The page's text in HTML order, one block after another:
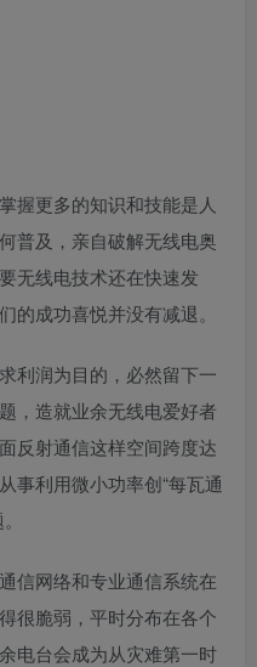
握更多的知识和技能是人
普及，亲自破解无线电奥
无线电技术还在快速发
的成功喜悦并没有减退。
利润为目的，必然留下一
，造就业余无线电爱好者
反射通信这样空间跨度达
事利用微小功率创“每瓦通
信网络和专业通信系统在
很脆弱，平时分布在各个
电台会成为从灾难第一时